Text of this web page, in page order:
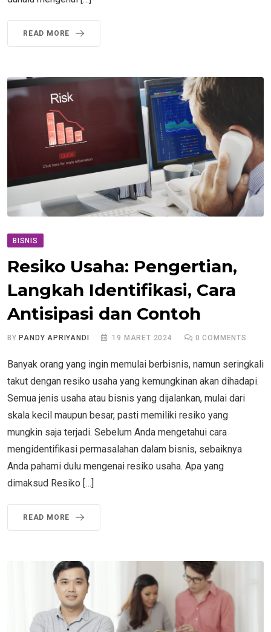
READ MORE
BISNIS
Resiko Usaha: Pengertian,
Langkah Identifikasi, Cara
Antisipasi dan Contoh
BY PANDY APRIYANDI 19 MARET 2024 0 COMMENTS
Banyak orang yang ingin memulai berbisnis, namun seringkali
takut dengan resiko usaha yang kemungkinan akan dihadapi.
Semua jenis usaha atau bisnis yang dijalankan, mulai dari
skala kecil maupun besar, pasti memiliki resiko yang
mungkin saja terjadi. Sebelum Anda mengetahui cara
mengidentifikasi permasalahan dalam bisnis, sebaiknya
Anda pahami dulu mengenai resiko usaha. Apa yang
dimaksud Resiko […]
READ MORE